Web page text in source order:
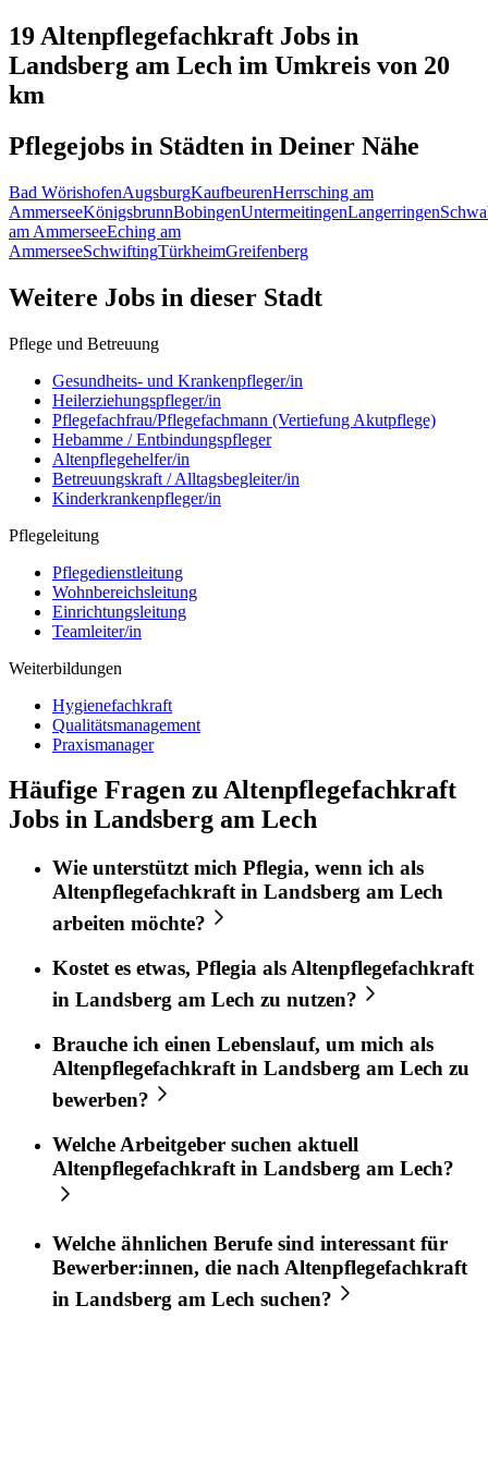
19 Altenpflegefachkraft Jobs in
Landsberg am Lech im Umkreis von 20
km
Pflegejobs in Städten in Deiner Nähe
Bad WörishofenAugsburgKaufbeurenHerrsching am
AmmerseeKönigsbrunnBobingenUntermeitingenLangerringen
am AmmerseeEching am
AmmerseeSchwiftingTürkheimGreifenberg
Weitere Jobs in dieser Stadt
Pflege und Betreuung
Gesundheits- und Krankenpfleger/in
Heilerziehungspfleger/in
Pflegefachfrau/Pflegefachmann (Vertiefung Akutpflege)
Hebamme / Entbindungspfleger
Altenpflegehelfer/in
Betreuungskraft / Alltagsbegleiter/in
Kinderkrankenpfleger/in
Pflegeleitung
Pflegedienstleitung
Wohnbereichsleitung
Einrichtungsleitung
Teamleiter/in
Weiterbildungen
Hygienefachkraft
Qualitätsmanagement
Praxismanager
Häufige Fragen zu Altenpflegefachkraft
Jobs in Landsberg am Lech
Wie unterstützt mich Pflegia, wenn ich als
Altenpflegefachkraftin Landsberg am Lech
arbeiten möchte?
Kostet es etwas, Pflegia als Altenpflegefachkraft
in Landsberg am Lech zu nutzen?
Brauche ich einen Lebenslauf, um mich als
Altenpflegefachkraft in Landsberg am Lech zu
bewerben?
Welche Arbeitgeber suchen aktuell
Altenpflegefachkraft in Landsberg am Lech?
Welche ähnlichen Berufe sind interessant für
Bewerber:innen, die nachAltenpflegefachkraft
in Landsberg am Lech suchen?